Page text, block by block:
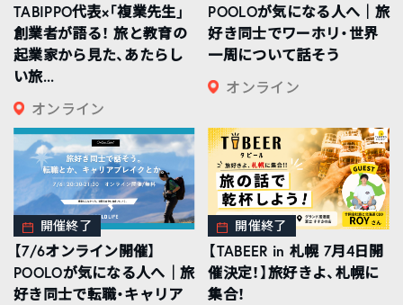
TABIPPO代表×「複業先生」
創業者が語る！ 旅と教育の
起業家から見た、あたらし
い旅...
オンライン
POOLOが気になる人へ｜旅
好き同士でワーホリ・世界
一周について話そう
オンライン
開催終了
【7/6オンライン開催】
POOLOが気になる人へ｜旅
好き同士で転職・キャリア
開催終了
【TABEER in 札幌 7月4日開
催決定！】旅好きよ、札幌に
集合！